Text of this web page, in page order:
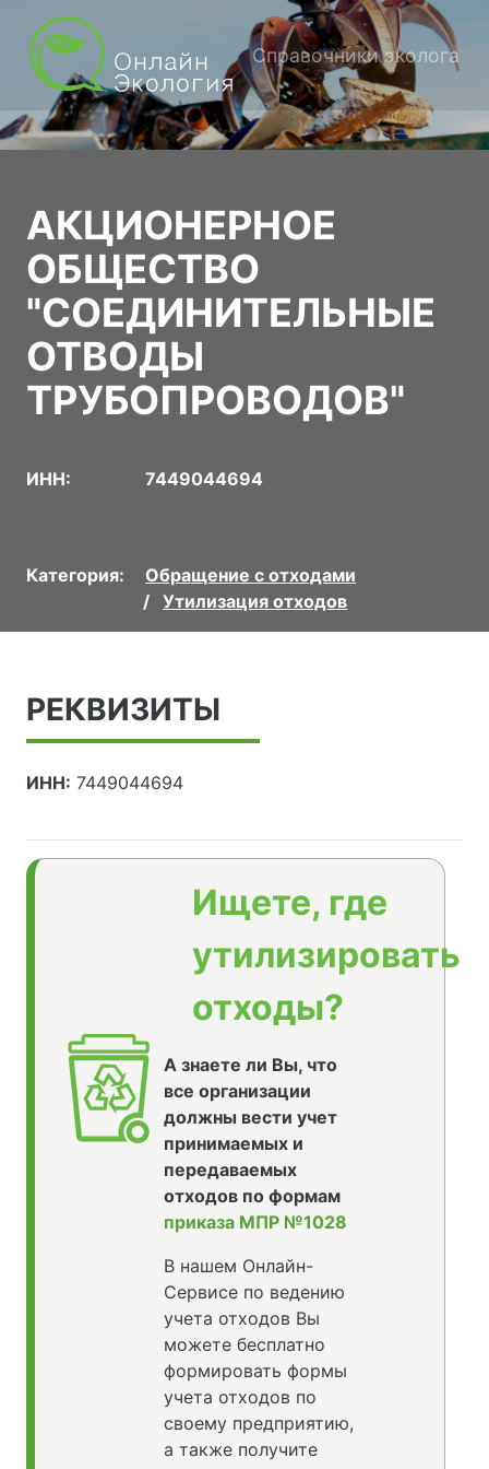
Справочники эколога
АКЦИОНЕРНОЕ
ОБЩЕСТВО
"СОЕДИНИТЕЛЬНЫЕ
ОТВОДЫ
ТРУБОПРОВОДОВ"
ИНН: 7449044694
Категория:
Обращение с отходами
Утилизация отходов
РЕКВИЗИТЫ
ИНН: 7449044694
Ищете, где
утилизировать
отходы?
А знаете ли Вы, что
все организации
должны вести учет
принимаемых и
передаваемых
отходов по формам
приказа МПР №1028
В нашем Онлайн-
Сервисе по ведению
учета отходов Вы
можете бесплатно
формировать формы
учета отходов по
своему предприятию,
а также получите